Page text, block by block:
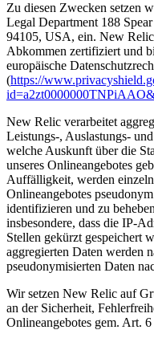
Zu diesen Zwecken setzen
Legal Department 188
94105, USA, ein. New
Abkommen zertifiziert und
europäische
(https://
New Relic verarbeitet
Leistungs-, Auslastungs-
welche Auskunft über die
unseres Onlineangebotes
Auffälligkeit, werden
Onlineangebotes
identifizieren und zu
insbesondere, dass die IP-
Stellen gekürzt gespeichert
aggregierten Daten werden
pseudonymisierten Daten
Wir setzen New Relic auf
an der Sicherheit,
Onlineangebotes gem. Art.